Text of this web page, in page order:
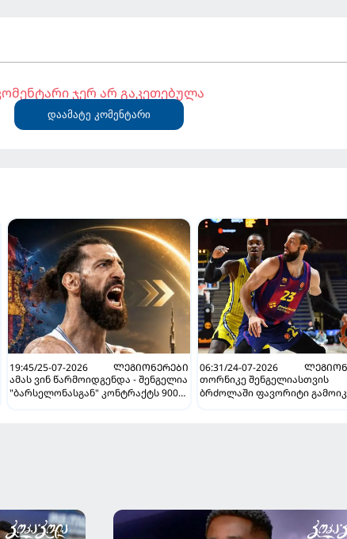
ჯერ არ გაკეთებულა
დაამატე კომენტარი
19:45/25-07-2026
ᲚᲔᲒᲘᲝᲜᲔᲠᲔᲑᲘ
ამას ვინ წარმოიდგენდა - შენგელია
"ბარსელონასგან" კონტრაქტს 900
06:31/24-07-2026
თორნიკე შენგელიასთვის
ბრძოლაში ფავორიტი